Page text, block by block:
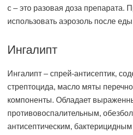
с – это разовая доза препарата.
использовать аэрозоль после
Ингалипт
Ингалипт – спрей-антисептик,
стрептоцида, масло мяты
компоненты. Обладает
противовоспалительным,
антисептическим,